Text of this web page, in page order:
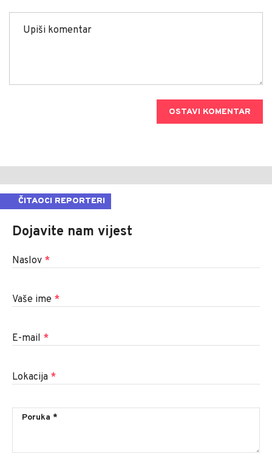
OSTAVI KOMENTAR
ČITAOCI REPORTERI
Dojavite nam vijest
Naslov *
Vaše ime *
E-mail *
Lokacija *